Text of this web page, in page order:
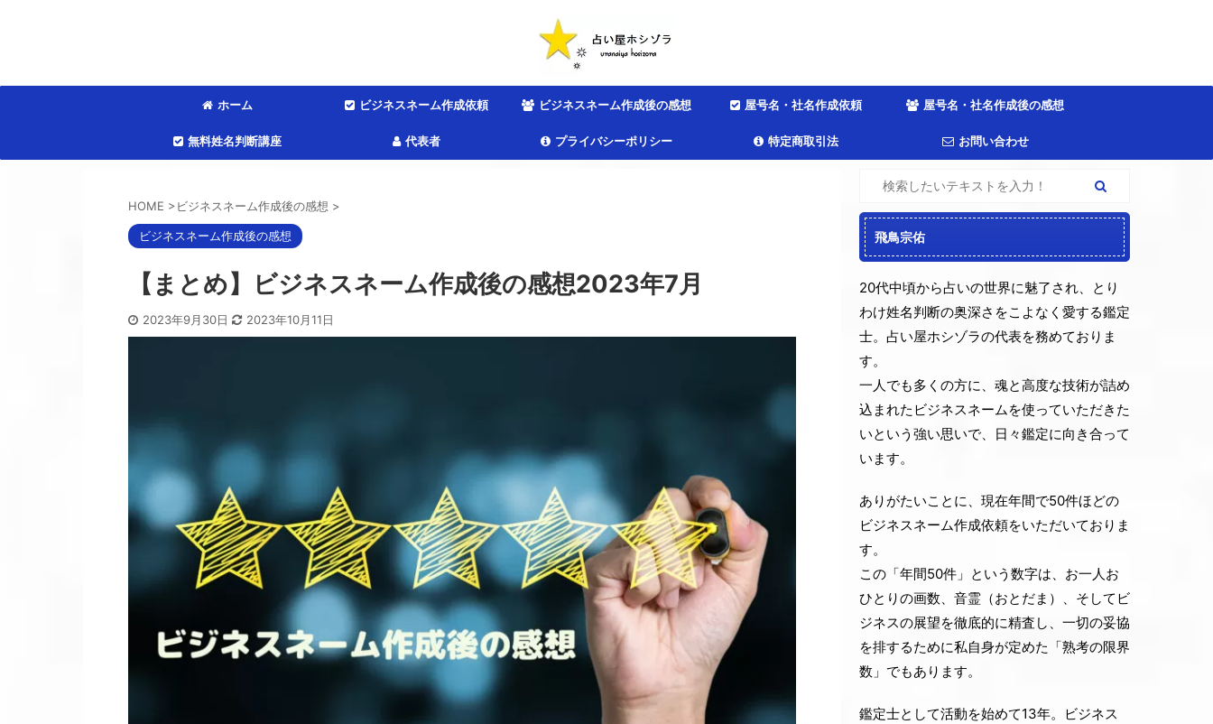
ホーム ビジネスネーム作成依頼 ビジネスネーム作成後の感想 屋号名・社名作成依頼 屋号名・社名作成後の感想
無料姓名判断講座 代表者 プライバシーポリシー 特定商取引法 お問い合わせ
HOME >ビジネスネーム作成後の感想 >
ビジネスネーム作成後の感想
【まとめ】ビジネスネーム作成後の感想2023年7月
2023年9月30日 2023年10月11日
飛鳥宗佑
20代中頃から占いの世界に魅了され、とり
わけ姓名判断の奥深さをこよなく愛する鑑定
士。占い屋ホシゾラの代表を務めておりま
す。
一人でも多くの方に、魂と高度な技術が詰め
込まれたビジネスネームを使っていただきた
いという強い思いで、日々鑑定に向き合って
います。
ありがたいことに、現在年間で50件ほどの
ビジネスネーム作成依頼をいただいておりま
す。
この「年間50件」という数字は、お一人お
ひとりの画数、音霊（おとだま）、そしてビ
ジネスの展望を徹底的に精査し、一切の妥協
を排するために私自身が定めた「熟考の限界
数」でもあります。
鑑定士として活動を始めて13年。ビジネス